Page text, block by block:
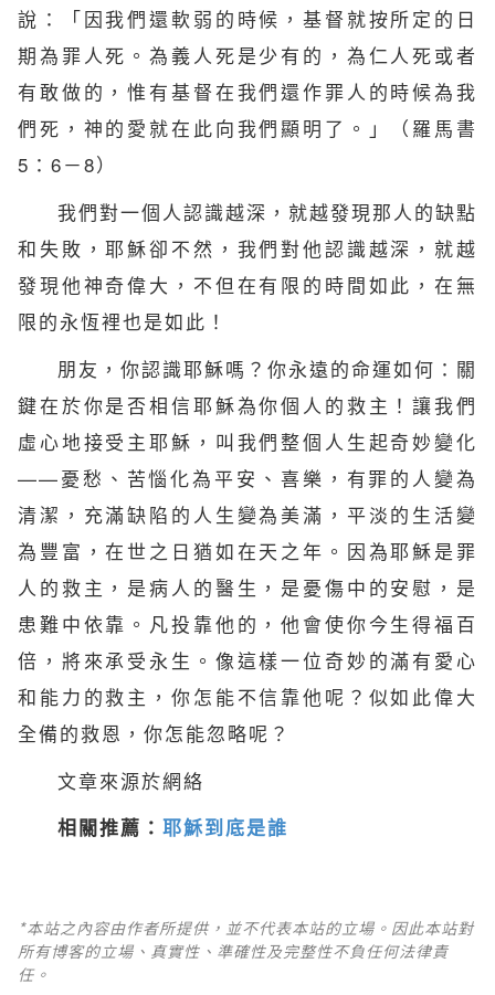
說：「因我們還軟弱的時候，基督就按所定的日
期為罪人死。為義人死是少有的，為仁人死或者
有敢做的，惟有基督在我們還作罪人的時候為我
們死，神的愛就在此向我們顯明了。」（羅馬書
5：6－8）
我們對一個人認識越深，就越發現那人的缺點
和失敗，耶穌卻不然，我們對他認識越深，就越
發現他神奇偉大，不但在有限的時間如此，在無
限的永恆裡也是如此！
朋友，你認識耶穌嗎？你永遠的命運如何：關
鍵在於你是否相信耶穌為你個人的救主！讓我們
虛心地接受主耶穌，叫我們整個人生起奇妙變化
——憂愁、苦惱化為平安、喜樂，有罪的人變為
清潔，充滿缺陷的人生變為美滿，平淡的生活變
為豐富，在世之日猶如在天之年。因為耶穌是罪
人的救主，是病人的醫生，是憂傷中的安慰，是
患難中依靠。凡投靠他的，他會使你今生得福百
倍，將來承受永生。像這樣一位奇妙的滿有愛心
和能力的救主，你怎能不信靠他呢？似如此偉大
全備的救恩，你怎能忽略呢？
文章來源於網絡
相關推薦： 耶穌到底是誰
*本站之內容由作者所提供，並不代表本站的立場。因此本站對
所有博客的立場、真實性、準確性及完整性不負任何法律責
任。